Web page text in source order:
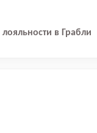
лояльности в Грабли